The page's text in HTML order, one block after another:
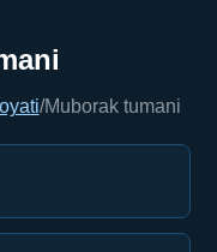
/Muborak tumani